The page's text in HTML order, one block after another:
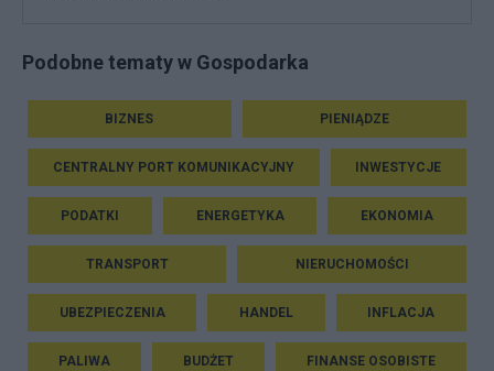
Podobne tematy w Gospodarka
BIZNES PIENIĄDZE
CENTRALNY PORT KOMUNIKACYJNY INWESTYCJE
PODATKI ENERGETYKA EKONOMIA
TRANSPORT NIERUCHOMOŚCI
UBEZPIECZENIA HANDEL INFLACJA
PALIWA BUDŻET FINANSE OSOBISTE